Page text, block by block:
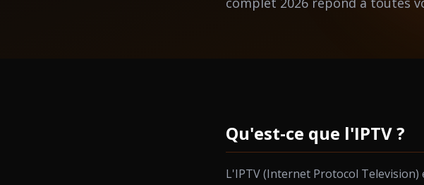
Qu'est-ce que l'IPTV ?
L'IPTV (Internet Protocol